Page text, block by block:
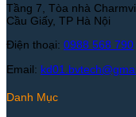
Tầng 7, Tòa nhà
Cầu Giấy, TP Hà Nội
Điện thoại: 0988 568 790
Email:
Danh Mục